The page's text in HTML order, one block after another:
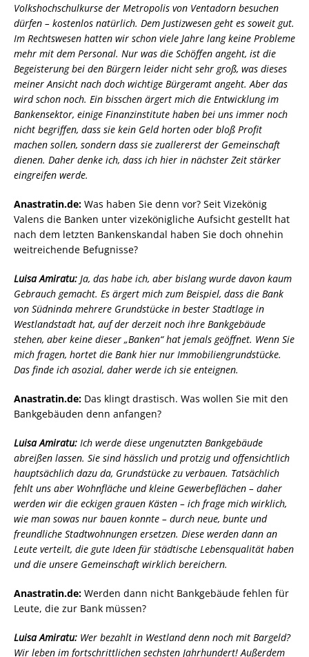
Volkshochschulkurse der Metropolis von Ventadorn besuchen
dürfen – kostenlos natürlich. Dem Justizwesen geht es soweit gut.
Im Rechtswesen hatten wir schon viele Jahre lang keine Probleme
mehr mit dem Personal. Nur was die Schöffen angeht, ist die
Begeisterung bei den Bürgern leider nicht sehr groß, was dieses
meiner Ansicht nach doch wichtige Bürgeramt angeht. Aber das
wird schon noch. Ein bisschen ärgert mich die Entwicklung im
Bankensektor, einige Finanzinstitute haben bei uns immer noch
nicht begriffen, dass sie kein Geld horten oder bloß Profit
machen sollen, sondern dass sie zuallererst der Gemeinschaft
dienen. Daher denke ich, dass ich hier in nächster Zeit stärker
eingreifen werde.
Anastratin.de: Was haben Sie denn vor? Seit Vizekönig
Valens die Banken unter vizekönigliche Aufsicht gestellt hat
nach dem letzten Bankenskandal haben Sie doch ohnehin
weitreichende Befugnisse?
Luisa Amiratu: Ja, das habe ich, aber bislang wurde davon kaum
Gebrauch gemacht. Es ärgert mich zum Beispiel, dass die Bank
von Südninda mehrere Grundstücke in bester Stadtlage in
Westlandstadt hat, auf der derzeit noch ihre Bankgebäude
stehen, aber keine dieser „Banken“ hat jemals geöffnet. Wenn Sie
mich fragen, hortet die Bank hier nur Immobiliengrundstücke.
Das finde ich asozial, daher werde ich sie enteignen.
Anastratin.de: Das klingt drastisch. Was wollen Sie mit den
Bankgebäuden denn anfangen?
Luisa Amiratu: Ich werde diese ungenutzten Bankgebäude
abreißen lassen. Sie sind hässlich und protzig und offensichtlich
hauptsächlich dazu da, Grundstücke zu verbauen. Tatsächlich
fehlt uns aber Wohnfläche und kleine Gewerbeflächen – daher
werden wir die eckigen grauen Kästen – ich frage mich wirklich,
wie man sowas nur bauen konnte – durch neue, bunte und
freundliche Stadtwohnungen ersetzen. Diese werden dann an
Leute verteilt, die gute Ideen für städtische Lebensqualität haben
und die unsere Gemeinschaft wirklich bereichern.
Anastratin.de: Werden dann nicht Bankgebäude fehlen für
Leute, die zur Bank müssen?
Luisa Amiratu: Wer bezahlt in Westland denn noch mit Bargeld?
Wir leben im fortschrittlichen sechsten Jahrhundert! Außerdem